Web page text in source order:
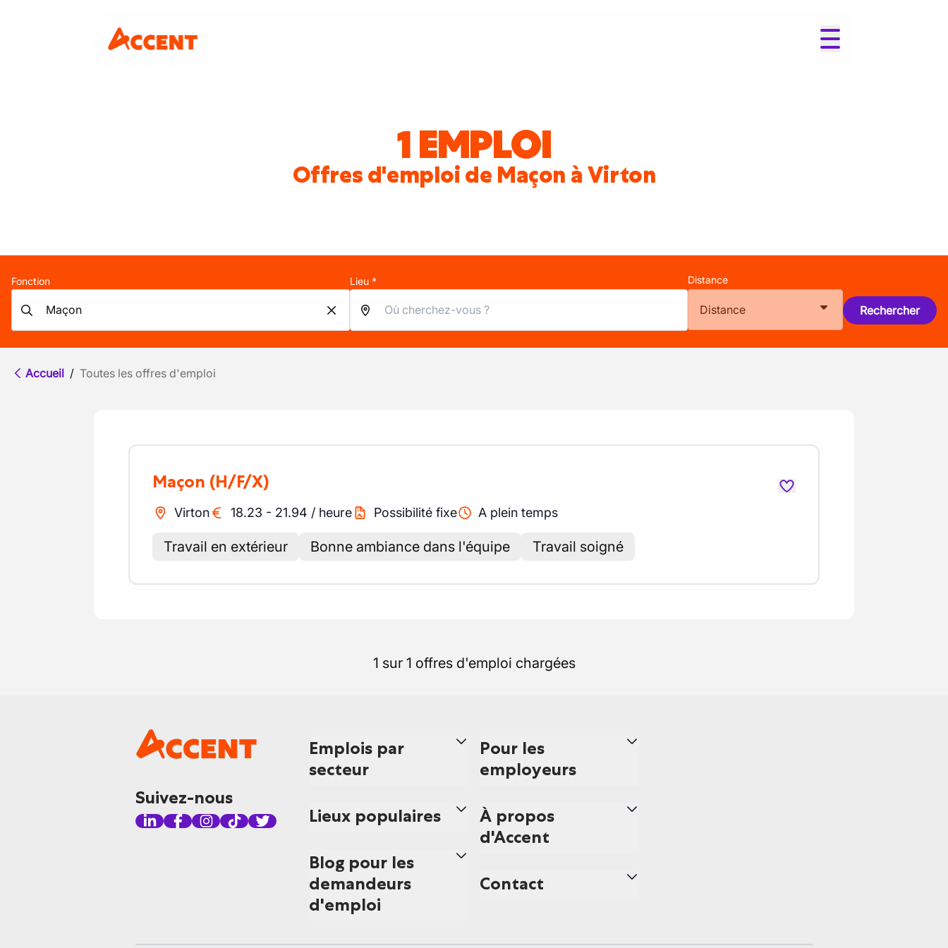
1 EMPLOI
Offres d'emploi de Maçon à Virton
Fonction Lieu * Distance
Distance Rechercher
Accueil / Toutes les offres d'emploi
Maçon (H/F/X)
Virton 18.23 - 21.94 / heure Possibilité fixe A plein temps
Travail en extérieur Bonne ambiance dans l'équipe Travail soigné
1 sur 1 offres d'emploi chargées
Suivez-nous
Emplois par
secteur
Lieux populaires
Blog pour les
demandeurs
d'emploi
Pour les
employeurs
À propos
d'Accent
Contact